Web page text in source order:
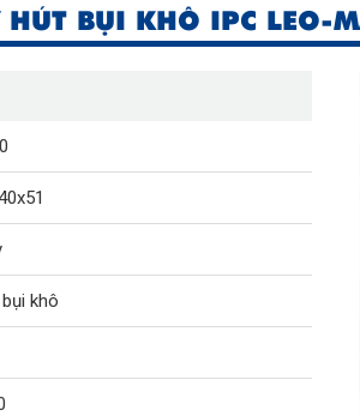
HÚT BỤI KHÔ IPC LEO-
khô